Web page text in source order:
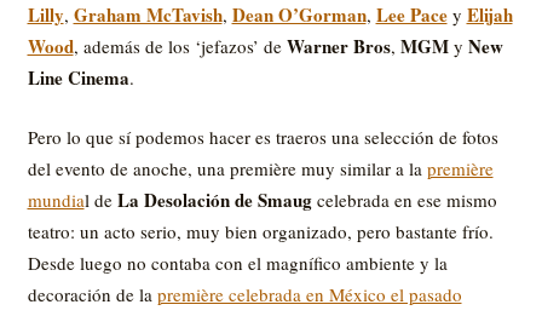
Lilly, Graham McTavish, Dean O’Gorman, Lee Pacey Elijah
Wood, además de los ‘jefazos’ de Warner Bros, MGMy New
Line Cinema.
Pero lo que sí podemos hacer es traeros una selección de fotos
del evento de anoche, una première muy similar a la première
mundial de La Desolación de Smaugcelebrada en ese mismo
teatro: un acto serio, muy bien organizado, pero bastante frío.
Desde luego no contaba con el magnífico ambiente y la
decoración de la première celebrada en México el pasado